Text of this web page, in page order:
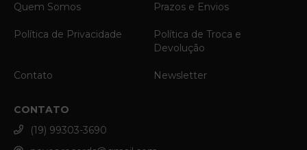
Quem Somos Prazos e Envios
Política de Privacidade
Política de Troca e
Devolução
Contato Newsletter
CONTATO
(19) 99303-3690